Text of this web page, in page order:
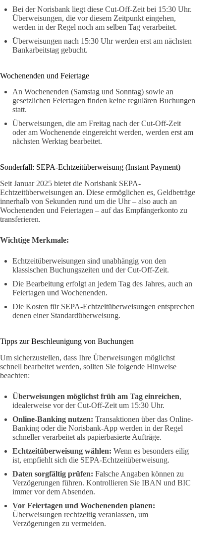
Bei der Norisbank liegt diese Cut-Off-Zeit bei 15:30 Uhr.
Überweisungen, die vor diesem Zeitpunkt eingehen,
werden in der Regel noch am selben Tag verarbeitet.
Überweisungen nach 15:30 Uhr werden erst am nächsten
Bankarbeitstag gebucht.
Wochenenden und Feiertage
An Wochenenden (Samstag und Sonntag) sowie an
gesetzlichen Feiertagen finden keine regulären Buchungen
statt.
Überweisungen, die am Freitag nach der Cut-Off-Zeit
oder am Wochenende eingereicht werden, werden erst am
nächsten Werktag bearbeitet.
Sonderfall: SEPA-Echtzeitüberweisung (Instant Payment)
Seit Januar 2025 bietet die Norisbank SEPA-
Echtzeitüberweisungen an. Diese ermöglichen es, Geldbeträge
innerhalb von Sekunden rund um die Uhr – also auch an
Wochenenden und Feiertagen – auf das Empfängerkonto zu
transferieren.
Wichtige Merkmale:
Echtzeitüberweisungen sind unabhängig von den
klassischen Buchungszeiten und der Cut-Off-Zeit.
Die Bearbeitung erfolgt an jedem Tag des Jahres, auch an
Feiertagen und Wochenenden.
Die Kosten für SEPA-Echtzeitüberweisungen entsprechen
denen einer Standardüberweisung.
Tipps zur Beschleunigung von Buchungen
Um sicherzustellen, dass Ihre Überweisungen möglichst
schnell bearbeitet werden, sollten Sie folgende Hinweise
beachten:
Überweisungen möglichst früh am Tag einreichen,
idealerweise vor der Cut-Off-Zeit um 15:30 Uhr.
Online-Banking nutzen: Transaktionen über das Online-
Banking oder die Norisbank-App werden in der Regel
schneller verarbeitet als papierbasierte Aufträge.
Echtzeitüberweisung wählen: Wenn es besonders eilig
ist, empfiehlt sich die SEPA-Echtzeitüberweisung.
Daten sorgfältig prüfen: Falsche Angaben können zu
Verzögerungen führen. Kontrollieren Sie IBAN und BIC
immer vor dem Absenden.
Vor Feiertagen und Wochenenden planen:
Überweisungen rechtzeitig veranlassen, um
Verzögerungen zu vermeiden.